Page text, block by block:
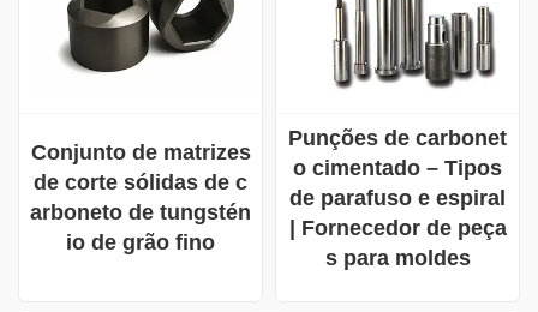
Conjunto de matrizes
de corte sólidas de c
arboneto de tungstén
io de grão fino
Punções de carbonet
o cimentado – Tipos
de parafuso e espiral
| Fornecedor de peça
s para moldes